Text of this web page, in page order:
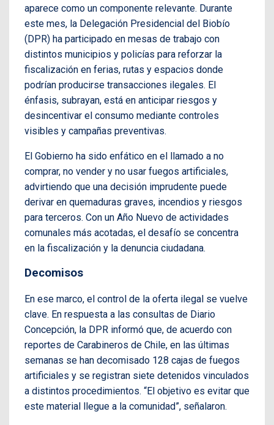
aparece como un componente relevante. Durante
este mes, la Delegación Presidencial del Biobío
(DPR) ha participado en mesas de trabajo con
distintos municipios y policías para reforzar la
fiscalización en ferias, rutas y espacios donde
podrían producirse transacciones ilegales. El
énfasis, subrayan, está en anticipar riesgos y
desincentivar el consumo mediante controles
visibles y campañas preventivas.
El Gobierno ha sido enfático en el llamado a no
comprar, no vender y no usar fuegos artificiales,
advirtiendo que una decisión imprudente puede
derivar en quemaduras graves, incendios y riesgos
para terceros. Con un Año Nuevo de actividades
comunales más acotadas, el desafío se concentra
en la fiscalización y la denuncia ciudadana.
Decomisos
En ese marco, el control de la oferta ilegal se vuelve
clave. En respuesta a las consultas de Diario
Concepción, la DPR informó que, de acuerdo con
reportes de Carabineros de Chile, en las últimas
semanas se han decomisado 128 cajas de fuegos
artificiales y se registran siete detenidos vinculados
a distintos procedimientos. “El objetivo es evitar que
este material llegue a la comunidad”, señalaron.